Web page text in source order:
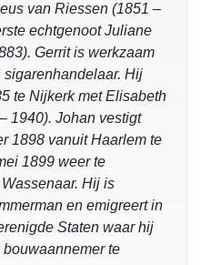
van Riessen (1851 –
echtgenoot Juliane
Gerrit is werkzaam
sigarenhandelaar. Hij
te Nijkerk met Elisabeth
1940). Johan vestigt
1898 vanuit Haarlem te
1899 weer te
Hij is
en emigreert in
Staten waar hij
te